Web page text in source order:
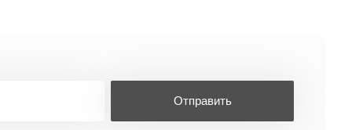
Отправить